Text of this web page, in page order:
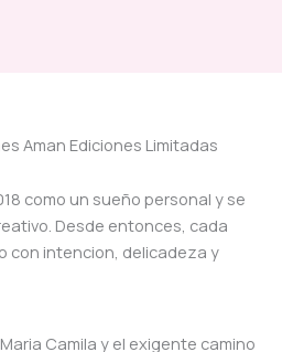
Aman Ediciones Limitadas
como un sueño personal y se
Desde entonces, cada
con intencion, delicadeza y
Camila y el exigente camino